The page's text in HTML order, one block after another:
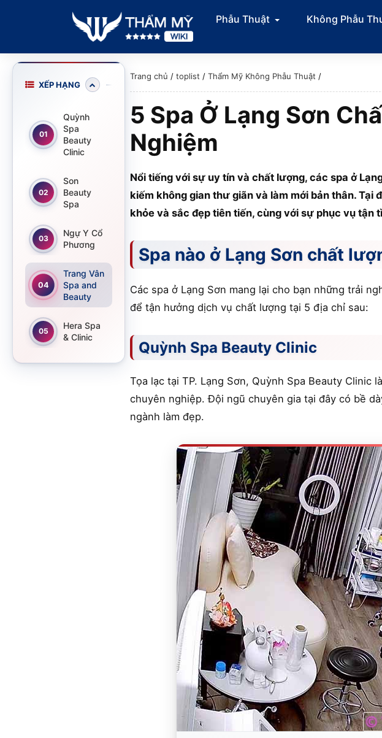
Phẫu Thuật Không Phẫu
XẾP HẠNG
01
Quỳnh
Spa
Beauty
Clinic
02
Son
Beauty
Spa
03
Ngự Y Cổ
Phương
04
Trang Vân
Spa and
Beauty
05
Hera Spa
& Clinic
Trang chủ / toplist / Thẩm Mỹ Không Phẫu Thuật /
5 Spa Ở Lạng Sơn
Nghiệm
Nổi tiếng với sự uy tín và chất lượng, các spa ở
kiếm không gian thư giãn và làm mới bản thân.
khỏe và sắc đẹp tiên tiến, cùng với sự phục vụ tận
Spa nào ở Lạng Sơn chất
Các spa ở Lạng Sơn mang lại cho bạn những trải
để tận hưởng dịch vụ chất lượng tại 5 địa chỉ sau:
Quỳnh Spa Beauty Clinic
Tọa lạc tại TP. Lạng Sơn, Quỳnh Spa Beauty
chuyên nghiệp. Đội ngũ chuyên gia tại đây có bề
ngành làm đẹp.